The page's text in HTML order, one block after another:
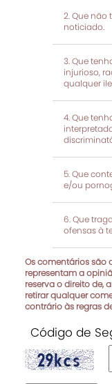
Que não
noticiado.
Que
injurioso,
qualquer
Que
Que
e/ou
Que
ofensas à
Os comentários são
representam a
reserva o direito de,
retirar qualquer
contrário às regras
Código de